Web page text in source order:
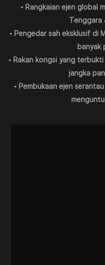
▪ Rangkaian ejen global
Tenggara
▪ Pengedar sah eksklusif di
banyak
▪ Rakan kongsi yang
jangka
▪ Pembukaan ejen